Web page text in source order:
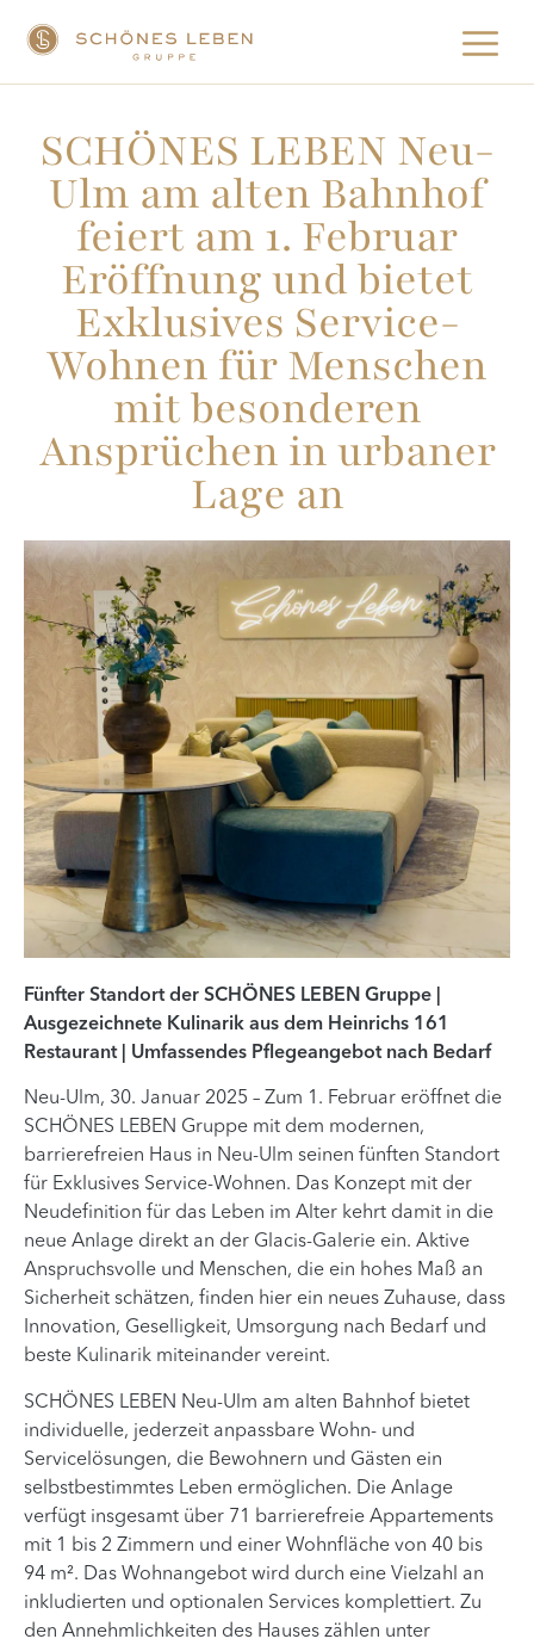
SCHÖNES LEBEN Neu-
Ulm am alten Bahnhof
feiert am 1. Februar
Eröffnung und bietet
Exklusives Service-
Wohnen für Menschen
mit besonderen
Ansprüchen in urbaner
Lage an
Fünfter Standort der SCHÖNES LEBEN Gruppe |
Ausgezeichnete Kulinarik aus dem Heinrichs 161
Restaurant | Umfassendes Pflegeangebot nach Bedarf
Neu-Ulm, 30. Januar 2025 – Zum 1. Februar eröffnet die
SCHÖNES LEBEN Gruppe mit dem modernen,
barrierefreien Haus in Neu-Ulm seinen fünften Standort
für Exklusives Service-Wohnen. Das Konzept mit der
Neudefinition für das Leben im Alter kehrt damit in die
neue Anlage direkt an der Glacis-Galerie ein. Aktive
Anspruchsvolle und Menschen, die ein hohes Maß an
Sicherheit schätzen, finden hier ein neues Zuhause, dass
Innovation, Geselligkeit, Umsorgung nach Bedarf und
beste Kulinarik miteinander vereint.
SCHÖNES LEBEN Neu-Ulm am alten Bahnhof bietet
individuelle, jederzeit anpassbare Wohn- und
Servicelösungen, die Bewohnern und Gästen ein
selbstbestimmtes Leben ermöglichen. Die Anlage
verfügt insgesamt über 71 barrierefreie Appartements
mit 1 bis 2 Zimmern und einer Wohnfläche von 40 bis
94 m². Das Wohnangebot wird durch eine Vielzahl an
inkludierten und optionalen Services komplettiert. Zu
den Annehmlichkeiten des Hauses zählen unter